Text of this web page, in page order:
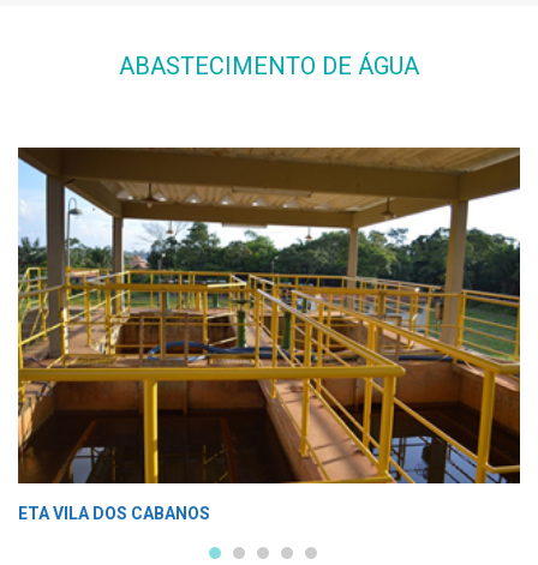
ABASTECIMENTO DE ÁGUA
ETA VILA DOS CABANOS